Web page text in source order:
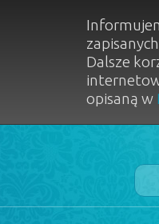
Dalsze
opisaną w